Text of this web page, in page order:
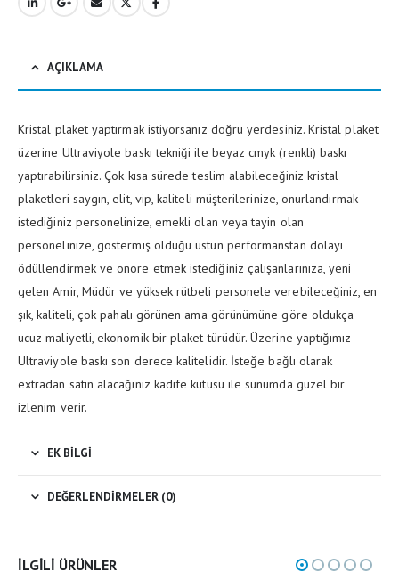
AÇIKLAMA
Kristal plaket yaptırmak istiyorsanız doğru yerdesiniz. Kristal plaket
üzerine Ultraviyole baskı tekniği ile beyaz cmyk (renkli) baskı
yaptırabilirsiniz. Çok kısa sürede teslim alabileceğiniz kristal
plaketleri saygın, elit, vip, kaliteli müşterilerinize, onurlandırmak
istediğiniz personelinize, emekli olan veya tayin olan
personelinize, göstermiş olduğu üstün performanstan dolayı
ödüllendirmek ve onore etmek istediğiniz çalışanlarınıza, yeni
gelen Amir, Müdür ve yüksek rütbeli personele verebileceğiniz, en
şık, kaliteli, çok pahalı görünen ama görünümüne göre oldukça
ucuz maliyetli, ekonomik bir plaket türüdür. Üzerine yaptığımız
Ultraviyole baskı son derece kalitelidir. İsteğe bağlı olarak
extradan satın alacağınız kadife kutusu ile sunumda güzel bir
izlenim verir.
EK BILGI
DEĞERLENDIRMELER (0)
İLGILI ÜRÜNLER